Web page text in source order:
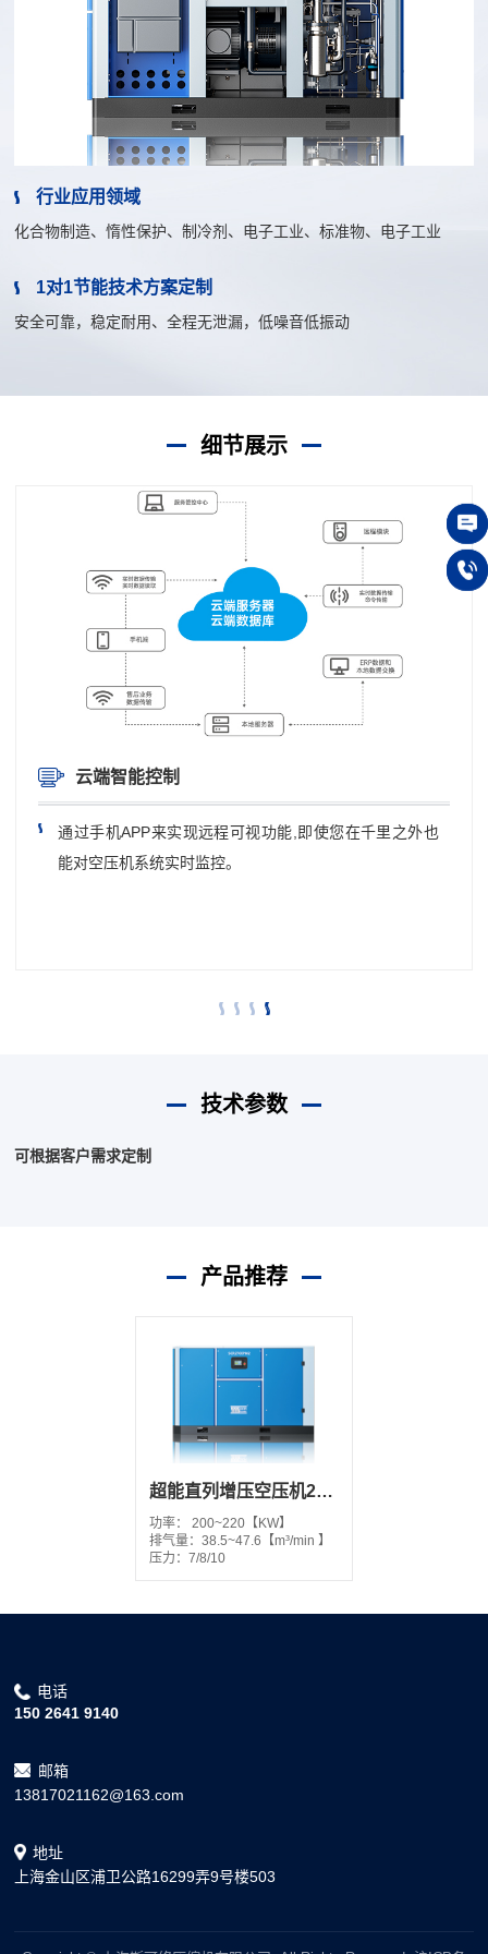
行业应用领域
化合物制造、惰性保护、制冷剂、电子工业、标准物、电子工业
1对1节能技术方案定制
安全可靠，稳定耐用、全程无泄漏，低噪音低振动
细节展示
云端智能控制
通过手机APP来实现远程可视功能,即使您在千里之外也
能对空压机系统实时监控。
技术参数
可根据客户需求定制
产品推荐
超能直列增压空压机270-300EPM2
功率：
200~220【KW】
排气量： 38.5~47.6【m³/min 】
压力： 7/8/10
电话
150 2641 9140
邮箱
13817021162@163.com
地址
上海金山区浦卫公路16299弄9号楼503
在线